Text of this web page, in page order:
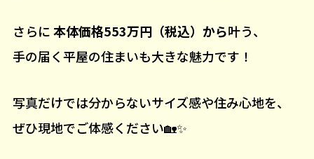
さらに本体価格553万円（税込）から叶う、
手の届く平屋の住まいも大きな魅力です！
写真だけでは分からないサイズ感や住み心地を、
ぜひ現地でご体感ください🏡✨